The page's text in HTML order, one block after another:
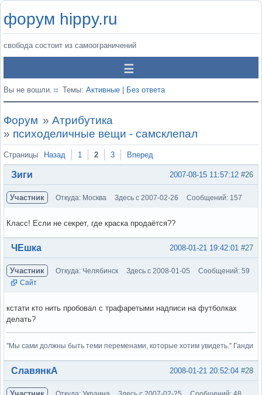
форум hippy.ru
свобода состоит из самоограничений
Вы не вошли. Темы: Активные Без ответа
Форум » Атрибутика
» психоделичные вещи - самсклепал
Страницы Назад 1 2 3 Вперед
#26
2007-08-15 11:57:12
Зиги
Участник Откуда: Москва Здесь с 2007-02-26 Сообщений: 157
Класс! Если не секрет, где краска продаётся??
Вне форума #27
2008-01-21 19:42:01
ЧЕшка
Участник Откуда: Челябинск Здесь с 2008-01-05
Сообщений: 59
Сайт
кстати кто нить пробовал с трафаретыми надписи на футболках
делать?
"Мы сами должны быть теми переменами, которые хотим увидеть." Ганди
Вне форума #28
2008-01-21 20:52:04
СлавянкА